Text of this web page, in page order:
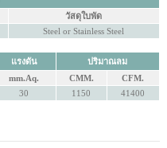
วัสดุใบพัด
Steel or Stainless Steel
แรงดัน
ปริมาณลม
mm.Aq. CMM.
CFM.
30 1150 41400